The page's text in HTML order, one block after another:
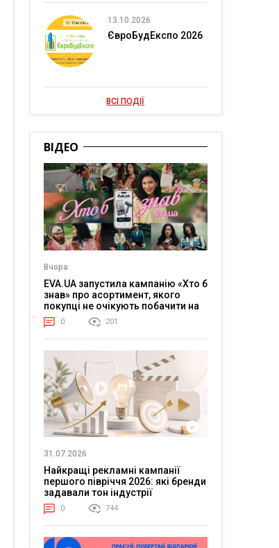
13.10.2026
ЄвроБудЕкспо 2026
ВСІ ПОДІЇ
ВІДЕО
Вчора
EVA.UA запустила кампанію «Хто б
знав» про асортимент, якого
покупці не очікують побачити на
платформі
0 201
31.07.2026
Найкращі рекламні кампанії
першого півріччя 2026: які бренди
задавали тон індустрії
0 744